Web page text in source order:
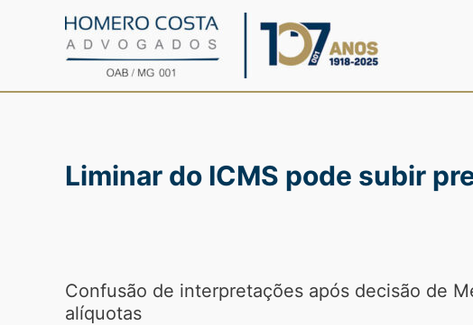
Liminar do ICMS pode subir
Confusão de interpretações após decisão de
alíquotas